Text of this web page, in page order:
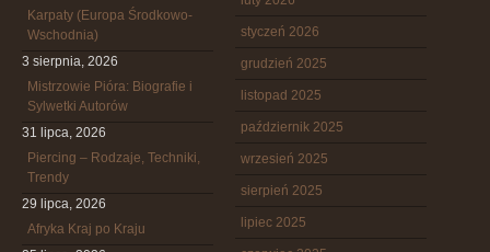
Karpaty (Europa Środkowo-
Wschodnia)
3 sierpnia, 2026
Mistrzowie Pióra: Biografie i
Sylwetki Autorów
31 lipca, 2026
Piercing – Rodzaje, Techniki,
Trendy
29 lipca, 2026
Afryka Kraj po Kraju
styczeń 2026
grudzień 2025
listopad 2025
październik 2025
wrzesień 2025
sierpień 2025
lipiec 2025